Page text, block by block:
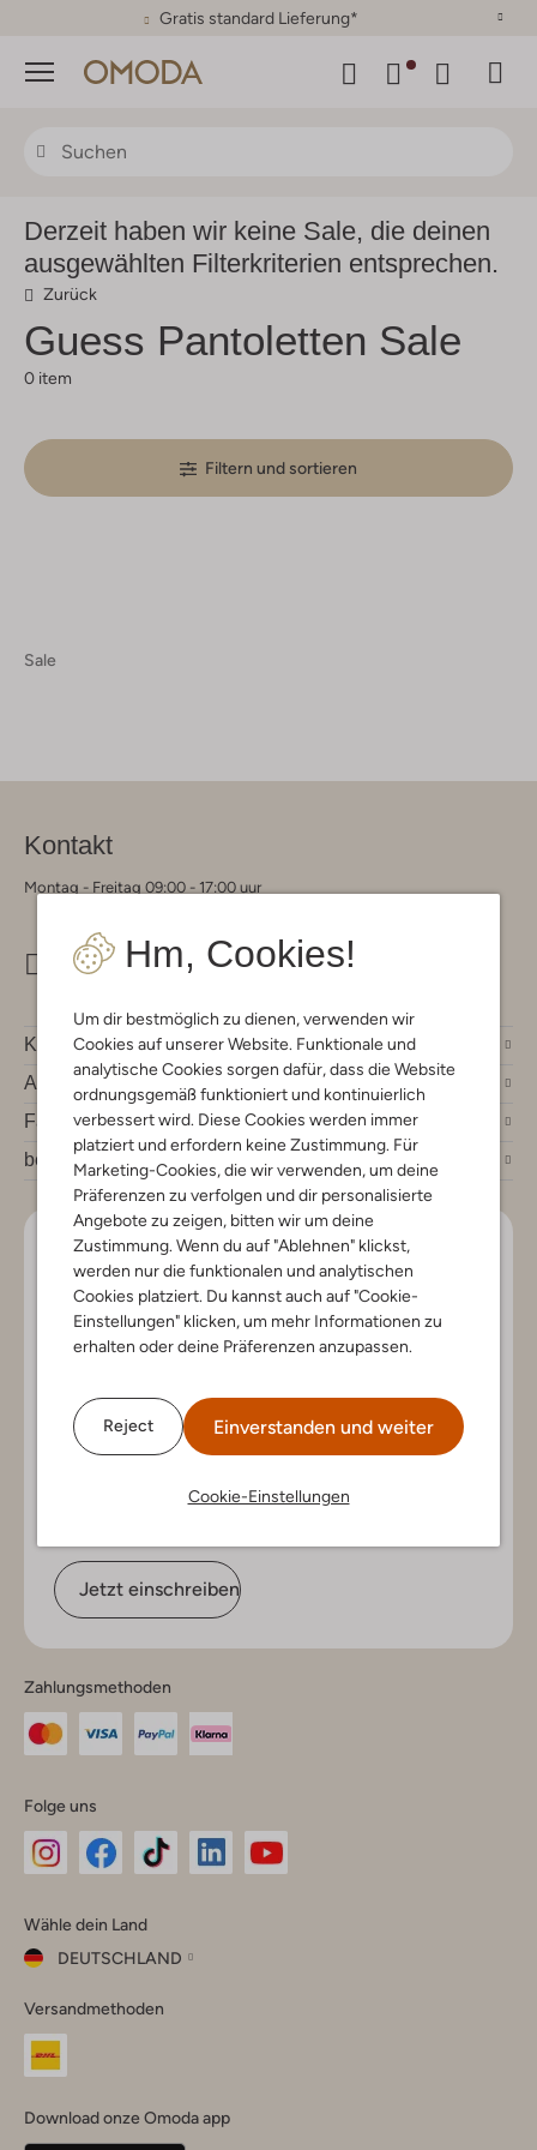
30 Tage Rückgaberecht
Menü
Hm, Cookies!
Um dir bestmöglich zu dienen, verwenden wir
Cookies auf unserer Website. Funktionale und
analytische Cookies sorgen dafür, dass die Website
ordnungsgemäß funktioniert und kontinuierlich
verbessert wird. Diese Cookies werden immer
platziert und erfordern keine Zustimmung. Für
Marketing-Cookies, die wir verwenden, um deine
Präferenzen zu verfolgen und dir personalisierte
Angebote zu zeigen, bitten wir um deine
Zustimmung. Wenn du auf "Ablehnen" klickst,
werden nur die funktionalen und analytischen
Cookies platziert. Du kannst auch auf "Cookie-
Einstellungen" klicken, um mehr Informationen zu
erhalten oder deine Präferenzen anzupassen.
Reject Einverstanden und weiter
Cookie-Einstellungen
Derzeit haben wir keine Sale, die deinen
ausgewählten Filterkriterien entsprechen.
Zurück
Guess Pantoletten Sale
0 item
Filtern und sortieren
Sale
Kontakt
Montag - Freitag 09:00 - 17:00 uur
info@omoda.de
Kundenservice
Account
Fashion News
bei Omoda
Lass uns in Kontakt bleiben
Bleib auf dem Laufenden mit den neuesten Artikeln und
exklusiven Angeboten, nur für dich. Abonniere den
Newsletter und gewinne einen Einkaufsgutschein im
Jetzt einschreiben
Zahlungsmethoden
Folge uns
Instagram
Facebook
TikTok
Wähle dein Land
DEUTSCHLAND
dein
Land
Belgique(Français)
Versandmethoden
Download onze Omoda app